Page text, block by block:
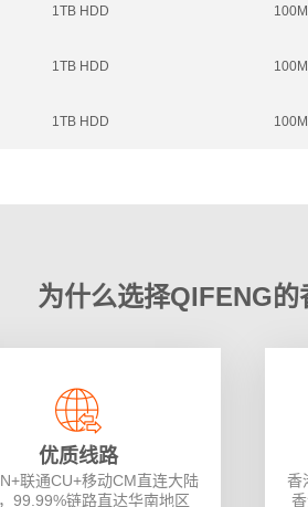
1TB HDD
1TB HDD
1TB HDD
为什么选择QIFENG的
优质线路
联通CU+移动CM直连大陆
99.99%链路直达华南地区
香